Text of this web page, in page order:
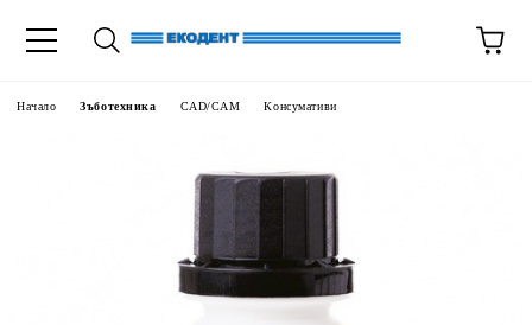
Начало Зъботехника CAD/CAM Консумативи